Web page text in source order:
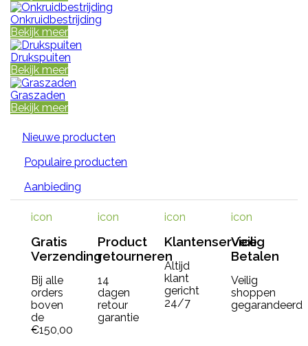
Onkruidbestrijding
Bekijk meer
Drukspuiten
Bekijk meer
Graszaden
Bekijk meer
Nieuwe producten
Populaire producten
Aanbieding
icon
Gratis
Verzending
Bij alle
orders
boven
de
€150,00
icon
Product
retourneren
14
dagen
retour
garantie
icon
Klantenservice
Altijd
klant
gericht
24/7
icon
Veilig
Betalen
Veilig
shoppen
gegarandeerd